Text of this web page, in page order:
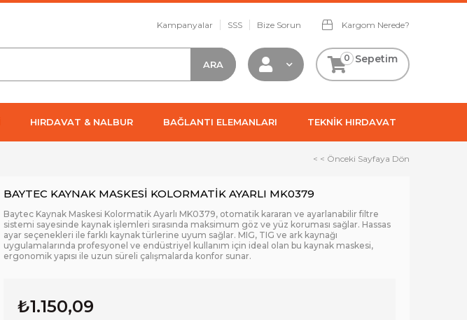
Kampanyalar SSS Bize Sorun Kargom Nerede?
Sepetim
0
HIRDAVAT & NALBUR BAĞLANTI ELEMANLARI TEKNİK HIRDAVAT
< < Önceki Sayfaya Dön
BAYTEC KAYNAK MASKESİ KOLORMATİK AYARLI MK0379
Baytec Kaynak Maskesi Kolormatik Ayarlı MK0379, otomatik kararan ve ayarlanabilir filtre
sistemi sayesinde kaynak işlemleri sırasında maksimum göz ve yüz koruması sağlar. Hassas
ayar seçenekleri ile farklı kaynak türlerine uyum sağlar. MIG, TIG ve ark kaynağı
uygulamalarında profesyonel ve endüstriyel kullanım için ideal olan bu kaynak maskesi,
ergonomik yapısı ile uzun süreli çalışmalarda konfor sunar.
₺1.150,09